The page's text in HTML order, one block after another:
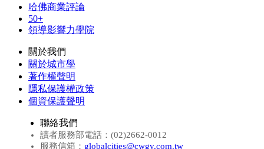
哈佛商業評論
50+
領導影響力學院
關於我們
關於城市學
著作權聲明
隱私保護權政策
個資保護聲明
聯絡我們
讀者服務部電話：(02)2662-0012
服務信箱： globalcities@cwgv.com.tw